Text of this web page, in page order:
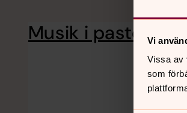
Vi
Vissa av
som
Musik i pastoratet